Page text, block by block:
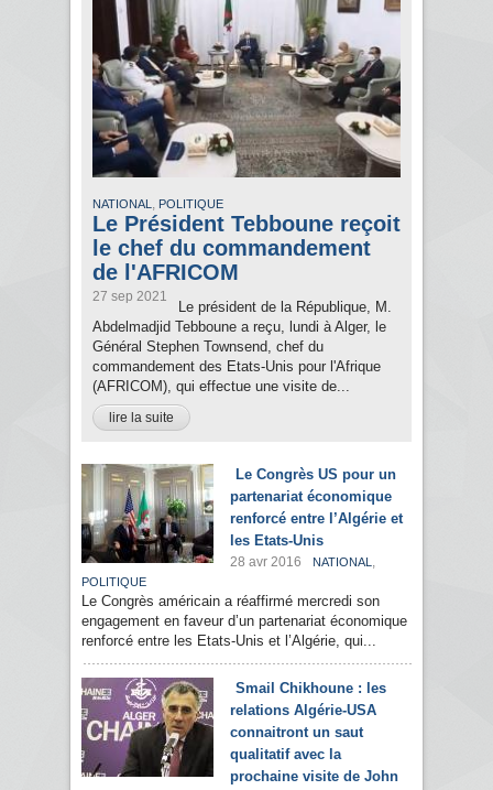
NATIONAL , POLITIQUE
Le Président Tebboune reçoit
le chef du commandement
de l'AFRICOM
27 sep 2021
Le président de la République, M.
Abdelmadjid Tebboune a reçu, lundi à Alger, le
Général Stephen Townsend, chef du
commandement des Etats-Unis pour l'Afrique
(AFRICOM), qui effectue une visite de...
lire la suite
Le Congrès US pour un
partenariat économique
renforcé entre l’Algérie et
les Etats-Unis
28 avr 2016 NATIONAL ,
POLITIQUE
Le Congrès américain a réaffirmé mercredi son
engagement en faveur d’un partenariat économique
renforcé entre les Etats-Unis et l’Algérie, qui...
Smail Chikhoune : les
relations Algérie-USA
connaitront un saut
qualitatif avec la
prochaine visite de John